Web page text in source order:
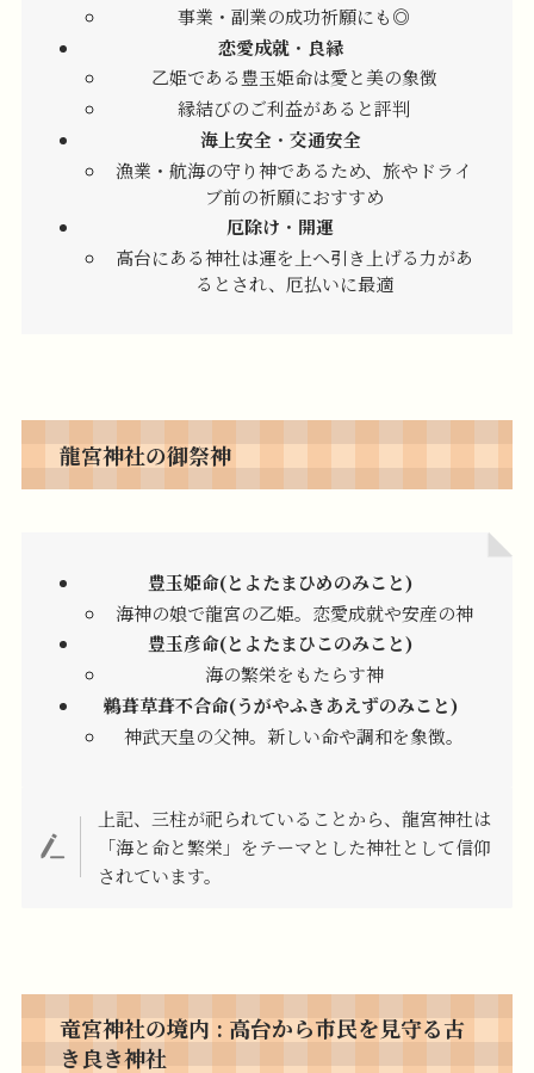
事業・副業の成功祈願にも◎
恋愛成就・ 良縁
乙姫である豊玉姫命は愛と美の象徴
縁結びのご利益があると評判
海上安全 ・ 交通安全
漁業・航海の守り神であるため、旅やドライ
ブ前の祈願におすすめ
厄除け ・ 開運
高台にある神社は運を上へ引き上げる力があ
るとされ、厄払いに最適
龍宮神社の御祭神
豊玉姫命(とよたまひめのみこと)
海神の娘で龍宮の乙姫。恋愛成就や安産の神
豊玉彦命(とよたまひこのみこと)
海の繁栄をもたらす神
鵜葺草葺不合命(うがやふきあえずのみこと)
神武天皇の父神。新しい命や調和を象徴。
上記、三柱が祀られていることから、龍宮神社は
「海と命と繁栄」をテーマとした神社として信仰
されています。
竜宮神社の境内 : 高台から市民を見守る古
き良き神社